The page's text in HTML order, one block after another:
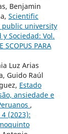
Benjamin
Scientific
public university
Sociedad: Vol.
SCOPUS PARA
Luz Arias
Guido Raúl
Estado
ansiedade e
,
(2023):